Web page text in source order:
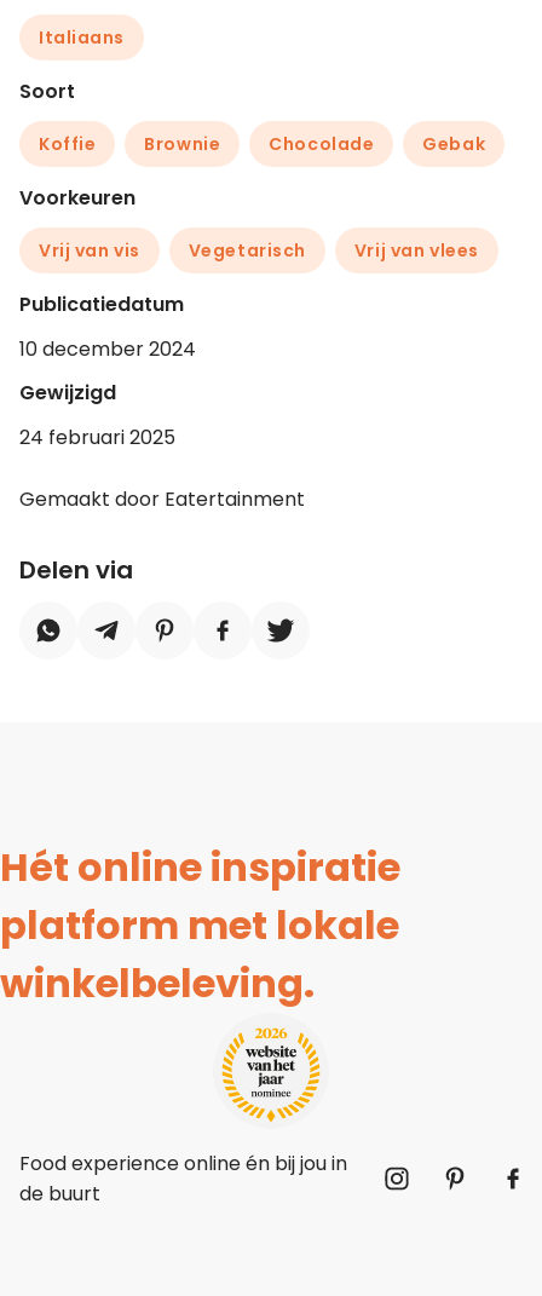
Italiaans
Soort
Koffie Brownie Chocolade Gebak
Voorkeuren
Vrij van vis Vegetarisch Vrij van vlees
Publicatiedatum
10 december 2024
Gewijzigd
24 februari 2025
Gemaakt door Eatertainment
Delen via
Hét online inspiratie
platform met lokale
winkelbeleving.
Food experience online én bij jou in
de buurt